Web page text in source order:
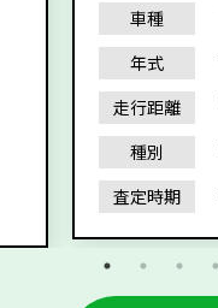
車種
年式
走行距離
種別
査定時期